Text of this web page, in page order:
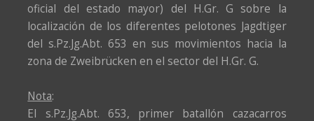
oficial del estado mayor) del H.Gr. G sobre la
localización de los diferentes pelotones Jagdtiger
del s.Pz.Jg.Abt. 653 en sus movimientos hacia la
zona de Zweibrücken en el sector del H.Gr. G.
Nota:
El s.Pz.Jg.Abt. 653, primer batallón cazacarros